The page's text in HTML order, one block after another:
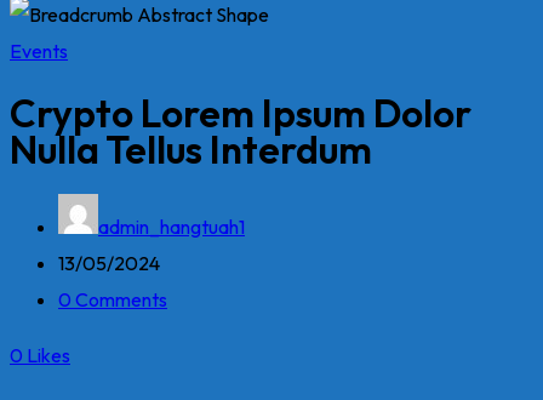
Events
Crypto Lorem Ipsum Dolor
Nulla Tellus Interdum
admin_hangtuah1
13/05/2024
0 Comments
0 Likes